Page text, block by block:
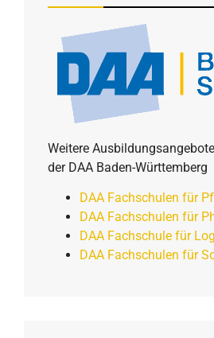
Weitere
der DAA Baden-Württemberg
DAA Fachschulen für
DAA Fachschulen für
DAA Fachschule für
DAA Fachschulen für